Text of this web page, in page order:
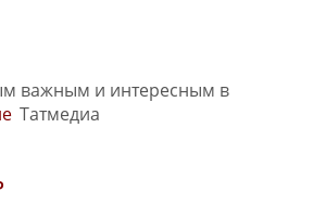
важным и интересным в
Татмедиа